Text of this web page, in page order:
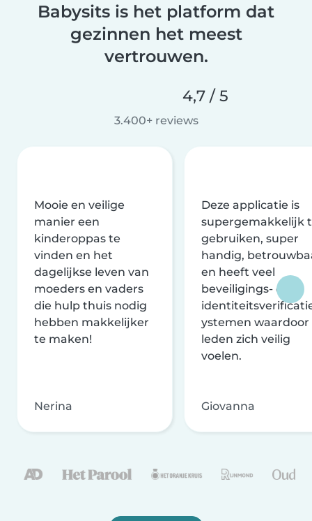
Babysits is het platform dat
gezinnen het meest
vertrouwen.
4,7 / 5
3.400+ reviews
Mooie en veilige
manier een
kinderoppas te
vinden en het
dagelijkse leven van
moeders en vaders
die hulp thuis nodig
hebben makkelijker
te maken!
Nerina
Deze applicatie is
supergemakkelijk
gebruiken, super
handig,
en heeft veel
beveiligings- en
ystemen waardoor
leden zich veilig
voelen.
Giovanna